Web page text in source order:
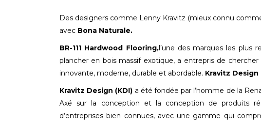
Des designers comme Lenny Kravitz (mieux connu
avec Bona Naturale.
BR-111 Hardwood Flooring,l’une des marques les plus
plancher en bois massif exotique, a entrepris de
innovante, moderne, durable et abordable. Kravitz Design
Kravitz Design (KDI) a été fondée par l’homme de la
Axé sur la conception et la conception de produits
d’entreprises bien connues, avec une gamme qui